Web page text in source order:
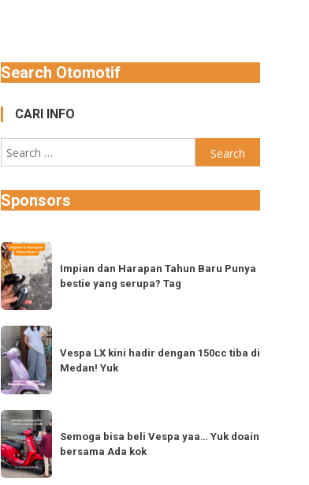
Search Otomotif
CARI INFO
Search
for:
Sponsors
Impian
dan
Harapan
Tahun
Baru
Punya
bestie
yang
Tag
Impian dan Harapan Tahun Baru Punya
bestie yang serupa? Tag
Vespa
LX
kini
hadir
dengan
150cc
tiba
di
Vespa LX kini hadir dengan 150cc tiba di
Medan! Yuk
Semoga
bisa
beli
Vespa
Semoga bisa beli Vespa yaa… Yuk doain
bersama Ada kok